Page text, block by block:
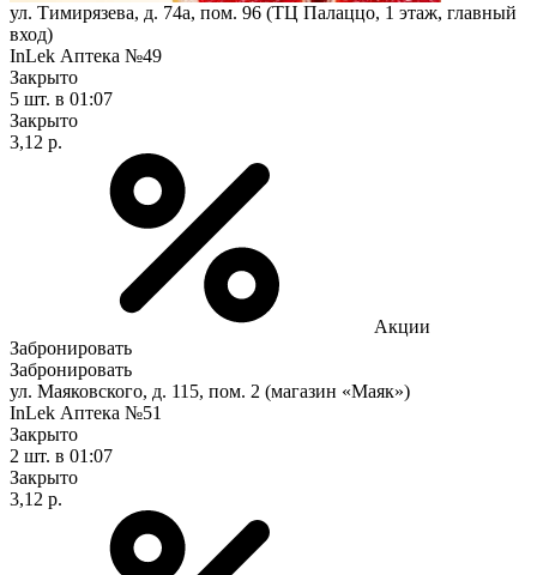
ул. Тимирязева, д. 74а, пом. 96 (ТЦ Палаццо, 1 этаж, главный
вход)
InLek Аптека №49
Закрыто
5 шт. в 01:07
Закрыто
3,12 р.
Акции
Забронировать
Забронировать
ул. Маяковского, д. 115, пом. 2 (магазин «Маяк»)
InLek Аптека №51
Закрыто
2 шт. в 01:07
Закрыто
3,12 р.